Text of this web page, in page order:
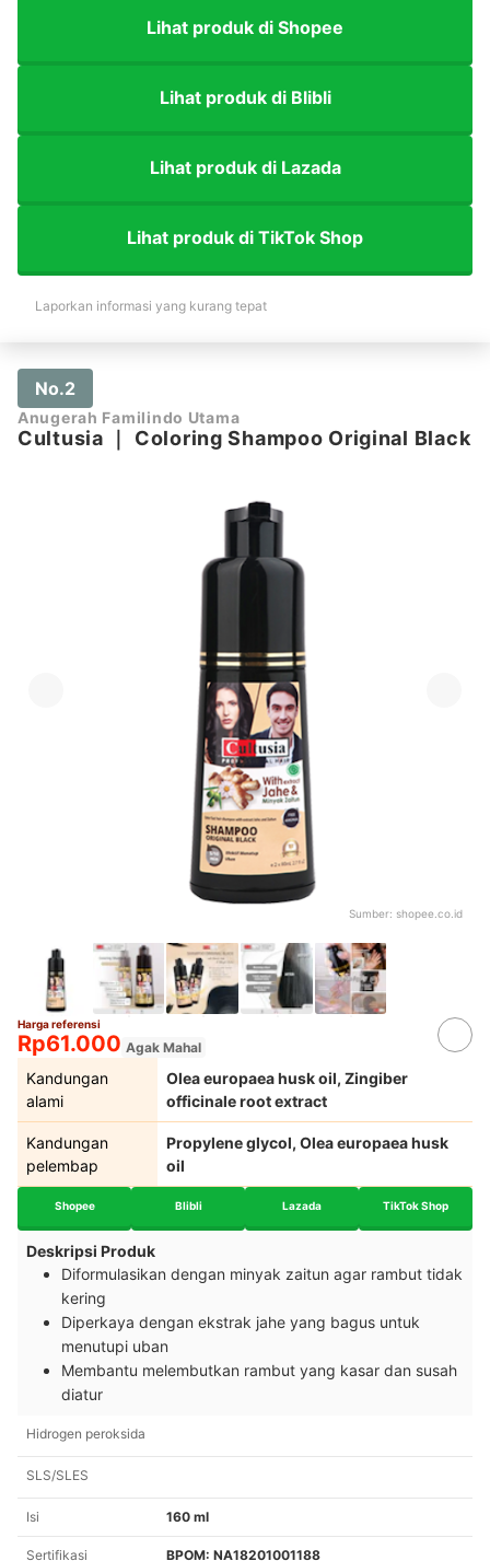
Lihat produk di Shopee
Lihat produk di Blibli
Lihat produk di Lazada
Lihat produk di TikTok Shop
Laporkan informasi yang kurang tepat
No.2
Anugerah Familindo Utama
Cultusia ｜ Coloring Shampoo Original Black
Sumber: shopee.co.id
Harga referensi
Rp61.000 Agak Mahal
Kandungan
alami
Olea europaea husk oil, Zingiber
officinale root extract
Kandungan
pelembap
Propylene glycol, Olea europaea husk
oil
Shopee Blibli Lazada TikTok Shop
Deskripsi Produk
Diformulasikan dengan minyak zaitun agar rambut tidak
kering
Diperkaya dengan ekstrak jahe yang bagus untuk
menutupi uban
Membantu melembutkan rambut yang kasar dan susah
diatur
Hidrogen peroksida
SLS/SLES
Isi 160 ml
Sertifikasi BPOM: NA18201001188